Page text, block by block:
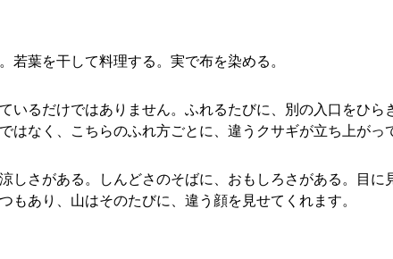
若葉を干して料理する。実で布を染める。
いるだけではありません。ふれるたびに、別の入口をひ
はなく、こちらのふれ方ごとに、違うクサギが立ち上がっ
しさがある。しんどさのそばに、おもしろさがある。目
もあり、山はそのたびに、違う顔を見せてくれます。